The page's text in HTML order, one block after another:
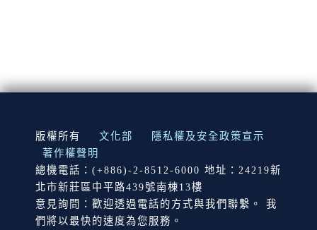
:::
版權所有 文化部
隱私權及安全政策宣示
著作權聲明
總機電話：(+886)-2-8512-6000 地址：24219新
北市新莊區中平路439號南棟13樓
意見詢問：歡迎透過電話的方式與我們聯繫。 我
們將以最快的速度為您服務。